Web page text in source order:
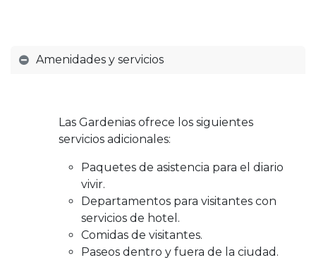
Amenidades y servicios
Las Gardenias ofrece los siguientes
servicios adicionales:
Paquetes de asistencia para el diario
vivir.
Departamentos para visitantes con
servicios de hotel.
Comidas de visitantes.
Paseos dentro y fuera de la ciudad.